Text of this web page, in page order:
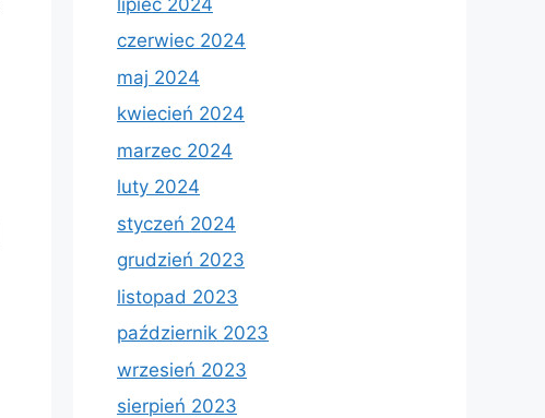
czerwiec 2024
maj 2024
kwiecień 2024
marzec 2024
luty 2024
styczeń 2024
grudzień 2023
listopad 2023
październik 2023
wrzesień 2023
sierpień 2023